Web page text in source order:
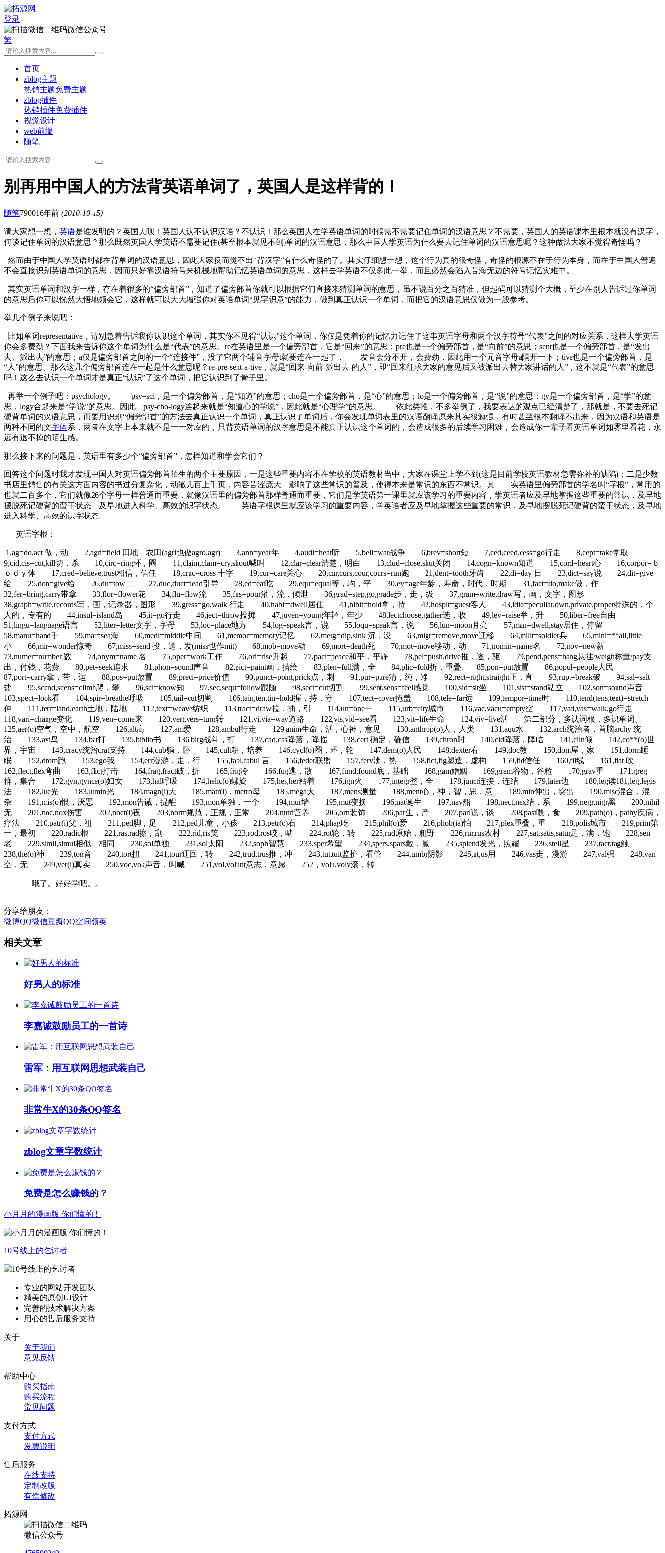
登录
微信公众号
繁
首页
zblog主题
热销主题免费主题
zblog插件
热销插件免费插件
视觉设计
web前端
随笔
别再用中国人的方法背英语单词了，英国人是这样背的！
随笔790016年前 (2010-10-15)
请大家想一想， 英语是谁发明的？英国人呗！英国人认不认识汉语？不认识！那么英国人在学英语单词的时候需不需要记住单词的汉语意思？不需要，英国人的英语课本里根本就没有汉字，
何谈记住单词的汉语意思？那么既然英国人学英语不需要记住(甚至根本就见不到)单词的汉语意思，那么中国人学英语为什么要去记住单词的汉语意思呢？这种做法大家不觉得奇怪吗？
然而由于中国人学英语时都在背单词的汉语意思，因此大家反而觉不出“背汉字”有什么奇怪的了。其实仔细想一想，这个行为真的很奇怪，奇怪的根源不在于行为本身，而在于中国人普遍
不会直接识别英语单词的意思，因而只好靠汉语符号来机械地帮助记忆英语单词的意思，这样去学英语不仅多此一举，而且必然会陷入苦海无边的符号记忆灾难中。
其实英语单词和汉字一样，存在着很多的“偏旁部首”，知道了偏旁部首你就可以根据它们直接来猜测单词的意思，虽不说百分之百猜准，但起码可以猜测个大概，至少在别人告诉过你单词
的意思后你可以恍然大悟地领会它，这样就可以大大增强你对英语单词“见字识意”的能力，做到真正认识一个单词，而把它的汉语意思仅做为一般参考。
举几个例子来说吧：
比如单词representative，请别急着告诉我你认识这个单词，其实你不见得“认识”这个单词，你仅是凭着你的记忆力记住了这串英语字母和两个汉字符号“代表”之间的对应关系，这样去学英语
你会多费劲？下面我来告诉你这个单词为什么是“代表”的意思。re在英语里是一个偏旁部首，它是“回来”的意思；pre也是一个偏旁部首，是“向前”的意思；sent也是一个偏旁部首，是“发出
去、派出去”的意思；a仅是偏旁部首之间的一个“连接件”，没了它两个辅音字母t就要连在一起了， 发音会分不开，会费劲，因此用一个元音字母a隔开一下；tive也是一个偏旁部首，是
“人”的意思。那么这几个偏旁部首连在一起是什么意思呢？re-pre-sent-a-tive，就是“回来-向前-派出去-的人”，即“回来征求大家的意见后又被派出去替大家讲话的人”，这不就是“代表”的意思
吗！这么去认识一个单词才是真正“认识”了这个单词，把它认识到了骨子里。
再举一个例子吧：psychology。 psy=sci，是一个偏旁部首，是“知道”的意思；cho是一个偏旁部首，是“心”的意思；lo是一个偏旁部首，是“说”的意思；gy是一个偏旁部首，是“学”的意
思，logy合起来是“学说”的意思。因此 psy-cho-logy连起来就是“知道心的学说”，因此就是“心理学”的意思。 依此类推，不多举例了，我要表达的观点已经清楚了，那就是，不要去死记
硬背单词的汉语意思，而要用识别“偏旁部首”的方法去真正认识一个单词，真正认识了单词后，你会发现单词表里的汉语翻译原来其实很勉强，有时甚至根本翻译不出来，因为汉语和英语是
两种不同的文字体系，两者在文字上本来就不是一一对应的，只背英语单词的汉字意思是不能真正认识这个单词的，会造成很多的后续学习困难，会造成你一辈子看英语单词如雾里看花，永
远有退不掉的陌生感。
那么接下来的问题是，英语里有多少个“偏旁部首”，怎样知道和学会它们？
回答这个问题时我才发现中国人对英语偏旁部首陌生的两个主要原因，一是这些重要内容不在学校的英语教材当中，大家在课堂上学不到(这是目前学校英语教材急需弥补的缺陷)；二是少数
书店里销售的有关这方面内容的书过分复杂化，动辙几百上千页，内容苦涩庞大，影响了这些常识的普及，使得本来是常识的东西不常识。其 实英语里偏旁部首的学名叫“字根”，常用的
也就二百多个，它们就像26个字母一样普通而重要，就像汉语里的偏旁部首那样普通而重要，它们是学英语第一课里就应该学习的重要内容，学英语者应及早地掌握这些重要的常识，及早地
摆脱死记硬背的蛮干状态，及早地进入科学、高效的识字状态。 英语字根课里就应该学习的重要内容，学英语者应及早地掌握这些重要的常识，及早地摆脱死记硬背的蛮干状态，及早地
进入科学、高效的识字状态。
英语字根：
1,ag=do,act 做，动 2,agri=field 田地，农田(agri也做agro,agr) 3,ann=year年 4,audi=hear听 5,bell=war战争 6,brev=short短 7,ced,ceed,cess=go行走 8,cept=take拿取
9,cid,cis=cut,kill切，杀 10,circ=ring环，圈 11,claim,clam=cry,shout喊叫 12,clar=clear清楚，明白 13,clud=close,shut关闭 14,cogn=known知道 15,cord=heart心 16,corpor=ｂ
ｏｄｙ体 17,cred=believe,trust相信，信任 18,cruc=cross 十字 19,cur=care关心 20,cur,curs,cour,cours=run跑 21,dent=tooth牙齿 22,di=day 日 23,dict=say说 24,dit=give
给 25,don=give给 26,du=tow二 27,duc,duct=lead引导 28,ed=eat吃 29,equ=equal等，均，平 30,ev=age年龄，寿命，时代，时期 31,fact=do,make做，作
32,fer=bring,carry带拿 33,flor=flower花 34,flu=flow流 35,fus=pour灌，流，倾泄 36,grad=step,go,grade步，走，级 37,gram=write,draw写，画，文字，图形
38,graph=write,records写，画，记录器，图形 39,gress=go,walk 行走 40,habit=dwell居住 41,hibit=hold拿，持 42,hospit=guest客人 43,idio=peculiar,own,private,proper特殊的，个
人的，专有的 44,insul=island岛 45,it=go行走 46,ject=throw投掷 47,juven=young年轻，年少 48,lectchoose,gather选，收 49,lev=raise举，升 50,liber=free自由
51,lingu=language语言 52,liter=letter文字，字母 53,loc=place地方 54,log=speak言，说 55,loqu=speak言，说 56,lun=moon月亮 57,man=dwell,stay居住，停留
58,manu=hand手 59,mar=sea海 60,medi=middle中间 61,memor=memory记忆 62,merg=dip,sink 沉，没 63,migr=remove,move迁移 64,milit=soldier兵 65,mini=**all,little
小 66,mir=wonder惊奇 67,miss=send 投，送，发(miss也作mit) 68,mob=move动 69,mort=death死 70,mot=move移动，动 71,nomin=name名 72,nov=new新
73,numer=number 数 74,onym=name 名 75,oper=work工作 76,ori=rise升起 77,paci=peace和平，平静 78,pel=push,drive推，逐，驱 79,pend,pens=hang悬挂/weigh称量/pay支
出，付钱，花费 80,pet=seek追求 81,phon=sound声音 82,pict=paint画，描绘 83,plen=full满，全 84,plic=fold折，重叠 85,pon=put放置 86,popul=people人民
87,port=carry拿，带，运 88,pos=put放置 89,preci=price价值 90,punct=point,prick点，刺 91,pur=pure清，纯，净 92,rect=right,straight正，直 93,rupt=break破 94,sal=salt
盐 95,scend,scens=climb爬，攀 96,sci=know知 97,sec,sequ=follow跟随 98,sect=cut切割 99,sent,sens=feel感觉 100,sid=sit坐 101,sist=stand站立 102,son=sound声音
103,spect=look看 104,spir=breathe呼吸 105,tail=cut切割 106,tain,ten,tin=hold握，持，守 107,tect=cover掩盖 108,tele=far远 109,tempor=time时 110,tend(tens,tent)=stretch
伸 111,terr=land,earth土地，陆地 112,text=weave纺织 113,tract=draw拉，抽，引 114,un=one一 115,urb=city城市 116,vac,vacu=empty空 117,vad,vas=walk,go行走
118,vari=change变化 119,ven=come来 120,vert,vers=turn转 121,vi,via=way道路 122,vis,vid=see看 123,vit=life生命 124,viv=live活 第二部分，多认词根，多识单词。
125,aer(o)空气，空中，航空 126,alt高 127,am爱 128,ambul行走 129,anim生命，活，心神，意见 130,anthrop(o)人，人类 131,aqu水 132,arch统治者，首脑archy 统
治 133,avi鸟 134,bat打 135,biblio书 136,birg战斗，打 137,cad,cas降落，降临 138,cert 确定，确信 139,chron时 140,cid降落，降临 141,clin倾 142,co**(o)世
界，宇宙 143,cracy统治crat支持 144,cub躺，卧 145,cult耕，培养 146,cycl(o)圈，环，轮 147,dem(o)人民 148,dexter右 149,doc教 150,dom屋，家 151,dorm睡
眠 152,drom跑 153,ego我 154,err漫游，走，行 155,fabl,fabul 言 156,feder联盟 157,ferv沸，热 158,fict,fig塑造，虚构 159,fid信任 160,fil线 161,flat 吹
162,flect,flex弯曲 163,flict打击 164,frag,fract破，折 165,frig冷 166,fug逃，散 167,fund,found底，基础 168,gam婚姻 169,gram谷物，谷粒 170,grav重 171,greg
群，集合 172,gyn,gynce(o)妇女 173,hal呼吸 174,helic(o)螺旋 175,hes,her粘着 176,ign火 177,integr整，全 178,junct连接，连结 179,later边 180,leg读181,leg,legis
法 182,luc光 183,lumin光 184,magn(i)大 185,matr(i)，metro母 186,mega大 187,mens测量 188,ment心，神，智，思，意 189,min伸出，突出 190,misc混合，混
杂 191,mis(o)恨，厌恶 192,mon告诫，提醒 193,mon单独，一个 194,mur墙 195,mut变换 196,nat诞生 197,nav船 198,nect,nex结，系 199,negr,nigr黑 200,nihil
无 201,noc,nox伤害 202,noct(i)夜 203,norm规范，正规，正常 204,nutri营养 205,orn装饰 206,par生，产 207,parl说，谈 208,past喂，食 209,path(o)，pathy疾病，
疗法 210,patr(i)父，祖 211,ped脚，足 212,ped儿童，小孩 213,petr(o)石 214,phag吃 215,phil(o)爱 216,phob(ia)怕 217,plex重叠，重 218,polis城市 219,prim第
一，最初 220,radic根 221,ras,rad擦，刮 222,rid,ris笑 223,rod,ros咬，啮 224,rot轮，转 225,rud原始，粗野 226,rur,rus农村 227,sat,satis,satur足，满，饱 228,sen
老 229,simil,simul相似，相同 230,sol单独 231,sol太阳 232,soph智慧 233,sper希望 234,spers,spars散，撒 235,splend发光，照耀 236,stell星 237,tact,tag触
238,the(o)神 239,ton音 240,tort扭 241,tour迂回，转 242,trud,trus推，冲 243,tut,tuit监护，看管 244,umbr阴影 245,ut,us用 246,vas走，漫游 247,val强 248,van
空，无 249,ver(i)真实 250,voc,vok声音，叫喊 251,vol,volunt意志，意愿 252，volu,volv滚，转
哦了。好好学吧。。
分享给朋友：
微博QQ微信豆瓣QQ空间领英
相关文章
好男人的标准
李嘉诚鼓励员工的一首诗
雷军：用互联网思想武装自己
非常牛X的30条QQ签名
zblog文章字数统计
免费是怎么赚钱的？
小月月的漫画版 你们懂的！
10号线上的乞讨者
专业的网站开发团队
精美的原创UI设计
完善的技术解决方案
用心的售后服务支持
关于
关于我们
意见反馈
帮助中心
购买指南
购买流程
常见问题
支付方式
支付方式
发票说明
售后服务
在线支持
定制改版
有偿修改
拓源网
微信公众号